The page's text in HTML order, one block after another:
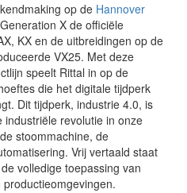
op de Hannover
X de officiële
KX en de uitbreidingen op de
VX25. Met deze
speelt Rittal in op de
die het digitale tijdperk
Dit tijdperk, industrie 4.0, is
industriële revolutie in onze
stoommachine, de
Vrij vertaald staat
volledige toepassing van